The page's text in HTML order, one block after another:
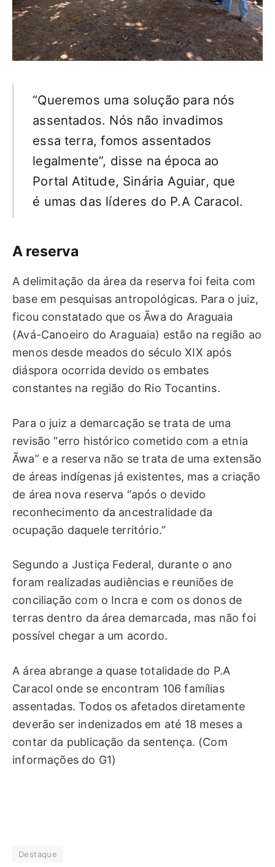
“Queremos uma solução para nós
assentados. Nós não invadimos
essa terra, fomos assentados
legalmente”, disse na época ao
Portal Atitude, Sinária Aguiar, que
é umas das líderes do P.A Caracol.
A reserva
A delimitação da área da reserva foi feita com
base em pesquisas antropológicas. Para o juiz,
ficou constatado que os Ãwa do Araguaia
(Avá-Canoeiro do Araguaia) estão na região ao
menos desde meados do século XIX após
diáspora ocorrida devido os embates
constantes na região do Rio Tocantins.
Para o juiz a demarcação se trata de uma
revisão “erro histórico cometido com a etnia
Ãwa” e a reserva não se trata de uma extensão
de áreas indígenas já existentes, mas a criação
de área nova reserva “após o devido
reconhecimento da ancestralidade da
ocupação daquele território.”
Segundo a Justiça Federal, durante o ano
foram realizadas audiências e reuniões de
conciliação com o Incra e com os donos de
terras dentro da área demarcada, mas não foi
possível chegar a um acordo.
A área abrange a quase totalidade do P.A
Caracol onde se encontram 106 famílias
assentadas. Todos os afetados diretamente
deverão ser indenizados em até 18 meses a
contar da publicação da sentença. (Com
informações do G1)
Destaque